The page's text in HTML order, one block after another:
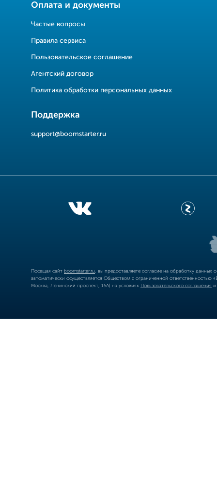
Оплата и документы
Частые вопросы
Правила сервиса
Пользовательское соглашение
Агентский договор
Политика обработки персональных данных
Поддержка
support@boomstarter.ru
Посещая сайт boomstarter.ru , вы предоставляете согласие на обработку
автоматически осуществляется Обществом с ограниченной
Москва, Ленинский проспект, 15А) на условиях Пользовательского соглашения и